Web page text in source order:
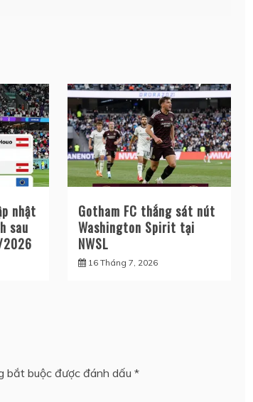
nhật
sau
Gotham FC thắng sát nút
Washington Spirit tại
NWSL
16 Tháng 7, 2026
bắt buộc được đánh dấu *